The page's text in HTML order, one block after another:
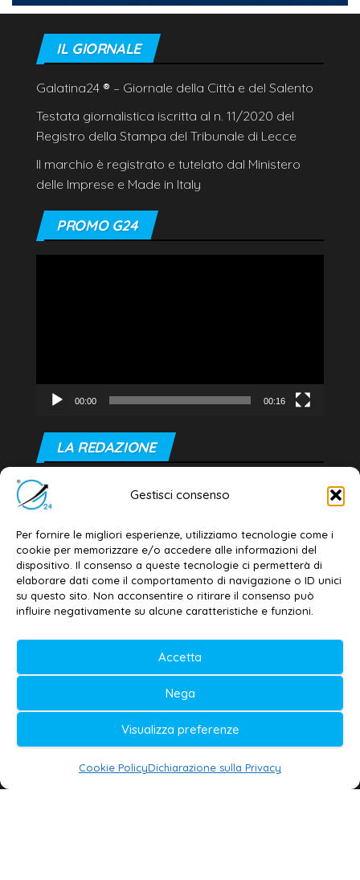
Gestisci consenso
Per fornire le migliori esperienze, utilizziamo tecnologie come i
cookie per memorizzare e/o accedere alle informazioni del
dispositivo. Il consenso a queste tecnologie ci permetterà di
elaborare dati come il comportamento di navigazione o ID unici
su questo sito. Non acconsentire o ritirare il consenso può
influire negativamente su alcune caratteristiche e funzioni.
Accetta
Nega
Visualizza preferenze
Cookie PolicyDichiarazione sulla Privacy
IL GIORNALE
Galatina24 ® – Giornale della Città e del Salento
Testata giornalistica iscritta al n. 11/2020 del
Registro della Stampa del Tribunale di Lecce
Il marchio è registrato e tutelato dal Ministero
delle Imprese e Made in Italy
PROMO G24
00:00 00:16
LA REDAZIONE
Editore e direttore responsabile:
Dott. Daniele G. Masciullo
Email: redazione@galatina24.it
Contatti –Disclaimer
Privacy policy –Cookie policy
© 2020-2026 | Galatina24 ®
Testata iscritta al n. 11/2020 Registro della
Stampa Tribunale di Lecce
Editore e direttore responsabile:
Daniele G. Masciullo